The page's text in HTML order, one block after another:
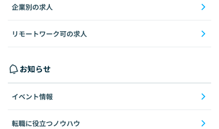
企業別の求人
リモートワーク可の求人
お知らせ
イベント情報
転職に役立つノウハウ